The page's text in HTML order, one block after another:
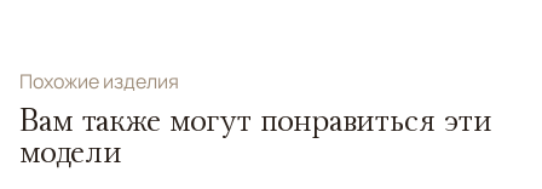
Похожие изделия
Вам также могут понравиться эти
модели